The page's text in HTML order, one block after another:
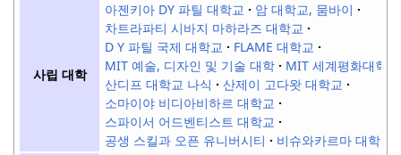
사립 대학
아젠키아 DY 파틸 대학교
암 대학교, 뭄바이
차트라파티 시바지 마하라즈 대학교
D Y 파틸 국제 대학교
FLAME 대학교
MIT 예술, 디자인 및 기술 대학
MIT 세계평화대학교
산디프 대학교 나식
산제이 고다왓 대학교
소마이야 비디아비하르 대학교
스파이서 어드벤티스트 대학교
공생 스킬과 오픈 유니버시티
비슈와카르마 대학교